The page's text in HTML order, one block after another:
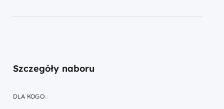
Szczegóły naboru
DLA KOGO